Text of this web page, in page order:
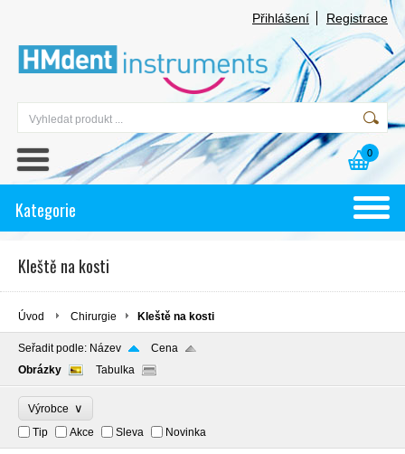
Přihlášení Registrace
0
Kategorie
Kleště na kosti
Úvod Chirurgie Kleště na kosti
Seřadit podle: Název
Cena
Obrázky
Tabulka
Výrobce ∨
Tip Akce Sleva Novinka